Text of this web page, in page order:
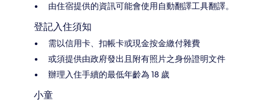
由住宿提供的資訊可能會使用自動翻譯工具翻譯。
登記入住須知
需以信用卡、扣帳卡或現金按金繳付雜費
或須提供由政府發出且附有照片之身份證明文件
辦理入住手續的最低年齡為 18 歲
小童